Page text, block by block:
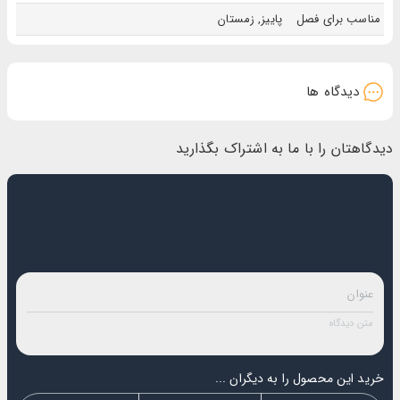
به شما احساس خاصی از اعتماد و شیاق برای وجود خواهد داد. در صورت نیاز می‌توانید این محصول
مناسب برای فصل
پاییز, زمستان
دیدگاه ها
دیدگاهتان را با ما به اشتراک بگذارید
خرید این محصول را به دیگران ...